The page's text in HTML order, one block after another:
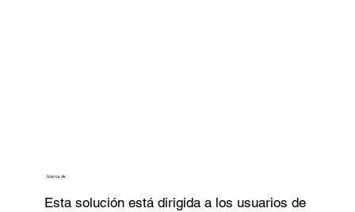
Acerca de
Esta solución está dirigida a los usuarios de